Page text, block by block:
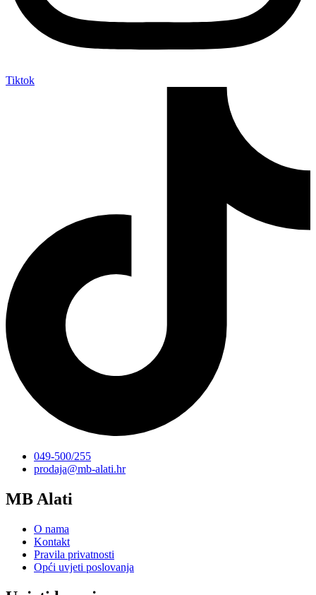
Tiktok
049-500/255
prodaja@mb-alati.hr
MB Alati
O nama
Kontakt
Pravila privatnosti
Opći uvjeti poslovanja